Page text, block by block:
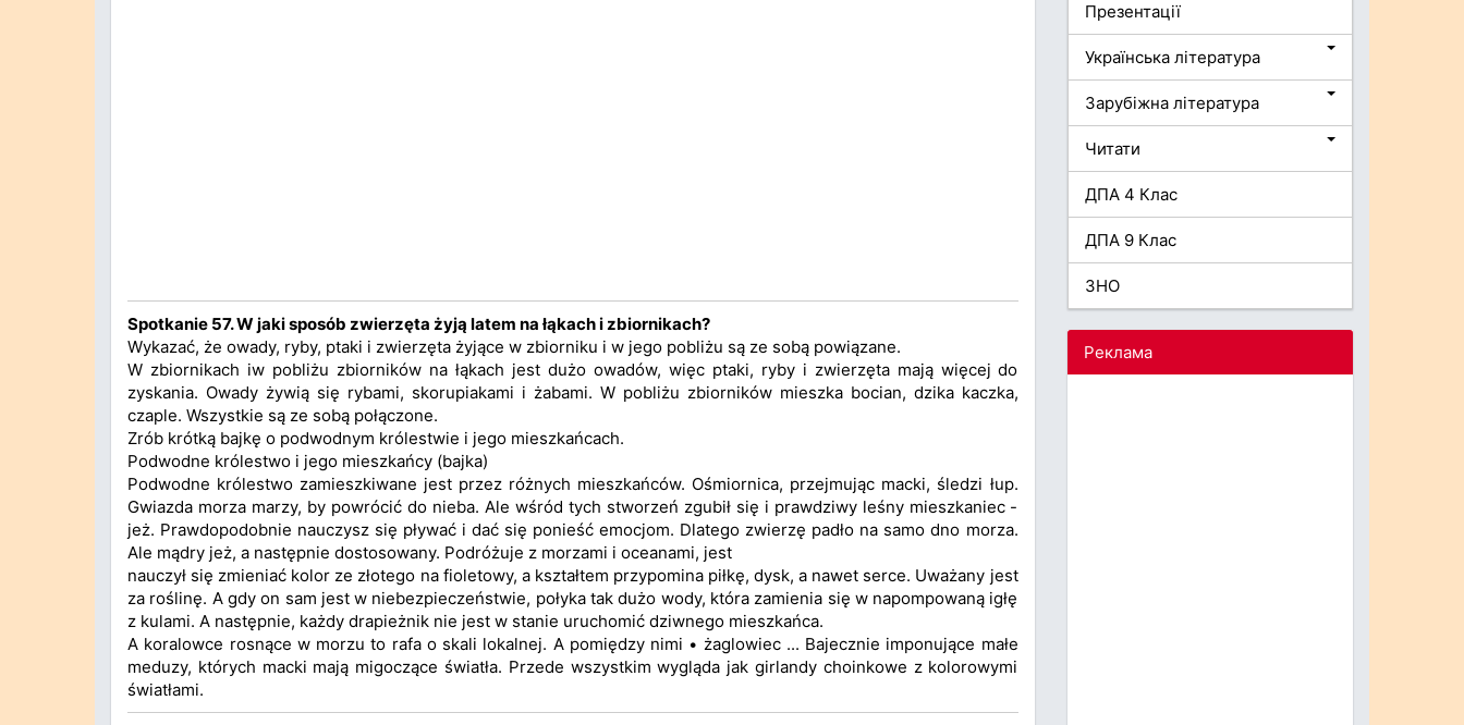
Spotkanie 57. W jaki sposób zwierzęta żyją latem na łąkach i zbiornikach?
Wykazać, że owady, ryby, ptaki i zwierzęta żyjące w zbiorniku i w jego pobliżu są ze sobą powiązane.
W zbiornikach iw pobliżu zbiorników na łąkach jest dużo owadów, więc ptaki, ryby i zwierzęta mają więcej do
zyskania. Owady żywią się rybami, skorupiakami i żabami. W pobliżu zbiorników mieszka bocian, dzika kaczka,
czaple. Wszystkie są ze sobą połączone.
Zrób krótką bajkę o podwodnym królestwie i jego mieszkańcach.
Podwodne królestwo i jego mieszkańcy (bajka)
Podwodne królestwo zamieszkiwane jest przez różnych mieszkańców. Ośmiornica, przejmując macki, śledzi łup.
Gwiazda morza marzy, by powrócić do nieba. Ale wśród tych stworzeń zgubił się i prawdziwy leśny mieszkaniec -
jeż. Prawdopodobnie nauczysz się pływać i dać się ponieść emocjom. Dlatego zwierzę padło na samo dno morza.
Ale mądry jeż, a następnie dostosowany. Podróżuje z morzami i oceanami, jest
nauczył się zmieniać kolor ze złotego na fioletowy, a kształtem przypomina piłkę, dysk, a nawet serce. Uważany jest
za roślinę. A gdy on sam jest w niebezpieczeństwie, połyka tak dużo wody, która zamienia się w napompowaną igłę
z kulami. A następnie, każdy drapieżnik nie jest w stanie uruchomić dziwnego mieszkańca.
A koralowce rosnące w morzu to rafa o skali lokalnej. A pomiędzy nimi • żaglowiec ... Bajecznie imponujące małe
meduzy, których macki mają migoczące światła. Przede wszystkim wygląda jak girlandy choinkowe z kolorowymi
światłami.
Презентації
Українська література
Зарубіжна література
Читати
ДПА 4 Клас
ДПА 9 Клас
ЗНО
Реклама